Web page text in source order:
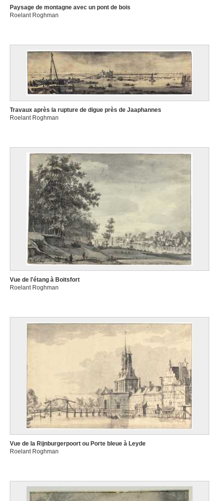
Paysage de montagne avec un pont de bois
Roelant Roghman
Travaux après la rupture de digue près de Jaaphannes
Roelant Roghman
Vue de l'étang à Boitsfort
Roelant Roghman
Vue de la Rijnburgerpoort ou Porte bleue à Leyde
Roelant Roghman